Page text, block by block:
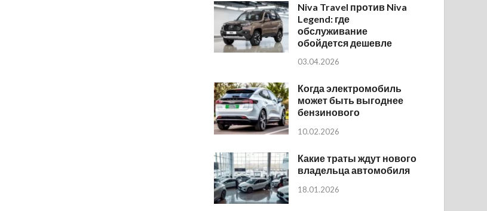
Niva Travel против Niva
Legend: где
обслуживание
обойдется дешевле
03.04.2026
Когда электромобиль
может быть выгоднее
бензинового
10.02.2026
Какие траты ждут нового
владельца автомобиля
18.01.2026